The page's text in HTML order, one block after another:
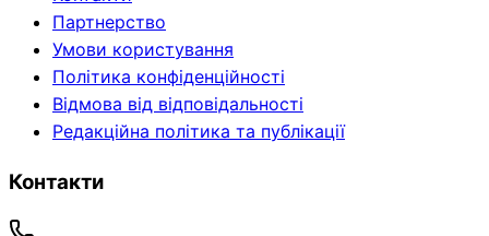
Партнерство
Умови користування
Політика конфіденційності
Відмова від відповідальності
Редакційна політика та публікації
Контакти